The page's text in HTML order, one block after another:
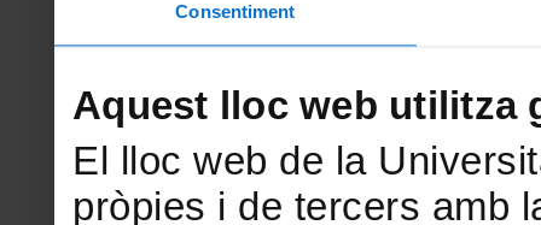
Consentiment
Aquest lloc web utilitza
El lloc web de la
pròpies i de tercers amb